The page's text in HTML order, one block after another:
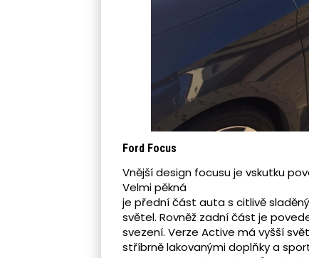
Ford Focus
Vnější design focusu je vskutku
Velmi pěkná
je přední část auta s citlivě
světel. Rovněž zadní část je
svezení. Verze Active má vyšší
stříbrně lakovanými doplňky a